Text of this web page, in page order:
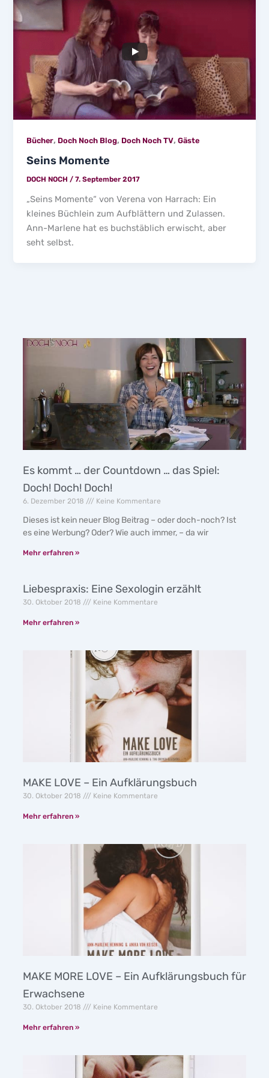
Bücher, Doch Noch Blog, Doch Noch TV,Gäste
Seins Momente
DOCH NOCH/7. September 2017
„Seins Momente“ von Verena von Harrach: Ein
kleines Büchlein zum Aufblättern und Zulassen.
Ann-Marlene hat es buchstäblich erwischt, aber
seht selbst.
Es kommt … der Countdown … das Spiel:
Doch! Doch! Doch!
6. Dezember 2018 Keine Kommentare
Dieses ist kein neuer Blog Beitrag – oder doch-noch? Ist
es eine Werbung? Oder? Wie auch immer, – da wir
Mehr erfahren »
Liebespraxis: Eine Sexologin erzählt
30. Oktober 2018 Keine Kommentare
Mehr erfahren »
MAKE LOVE – Ein Aufklärungsbuch
30. Oktober 2018 Keine Kommentare
Mehr erfahren »
MAKE MORE LOVE – Ein Aufklärungsbuch für
Erwachsene
30. Oktober 2018 Keine Kommentare
Mehr erfahren »